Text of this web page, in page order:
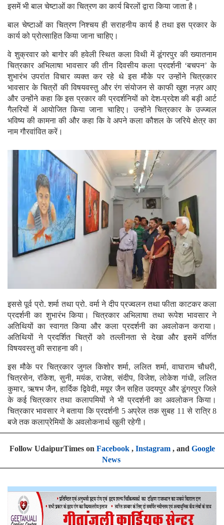
इसमें भी बाल चेष्टाओं का चित्रण का कार्य बिरलों द्वारा किया जाता है।
बाल चेष्टाओं का चित्रण निश्चय ही सराहनीय कार्य है तथा इस प्रकार के
कार्य को प्रोत्साहित किया जाना चाहिए।
वे शुक्रवार को बागोर की हवेली स्थित कला विथी में डूंगरपुर की ख्यातनाम
चित्रकार अभिलाषा भावसार की तीन दिवसीय कला प्रदर्शनी ‘बचपन’ के
शुभारंभ उपरांत विचार व्यक्त कर रहे थे इस मौके पर उन्होंने चित्रकार
भावसार के चित्रों की विषयवस्तु और रंग संयोजन से काफी खुश नज़र आए
और उन्होंने कहा कि इस प्रकार की प्रदर्शनियों को देश-प्रदेश की बड़ी आर्ट
गैलरियों में आयोजित किया जाना चाहिए। उन्होंने चित्रकार के उज्ज्वल
भविष्य की कामना की और कहा कि वे अपने कला कौशल के जरिये क्षेत्र का
नाम गौरवांवित करें।
इससे पूर्व प्रो. शर्मा तथा प्रो. वर्मा ने दीप प्रज्वलन तथा फीता काटकर कला
प्रदर्शनी का शुभारंभ किया। चित्रकार अभिलाषा तथा रूपेश भावसार ने
अतिथियों का स्वागत किया और कला प्रदर्शनी का अवलोकन कराया।
अतिथियों ने प्रदर्शित चित्रों को तल्लीनता से देखा और इसमें वर्णित
विषयवस्तु की सराहना की।
इस मौके पर चित्रकार जुगल किशोर शर्मा, ललित शर्मा, वाघाराम चौधरी,
चित्रसेन, रॉकेश, सुनी, मयंक, राजेश, संदीप, विजेश, लोकेश गांधी, ललित
कुमार, ऋषभ जैन, हार्दिक द्विवेदी, मयूर जैन सहित उदयपुर और डूंगरपुर जिले
के कई चित्रकार तथा कलापमियों ने भी प्रदर्शनी का अवलोकन किया।
चित्रकार भावसार ने बताया कि प्रदर्शनी 5 अप्रेल तक सुबह 11 से रात्रि 8
बजे तक कलाप्रेमियों के अवलोकनार्थ खुली रहेगी।
Follow UdaipurTimes on Facebook, Instagram, and Google
News